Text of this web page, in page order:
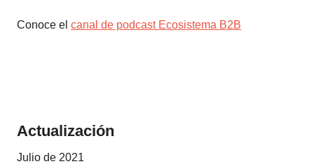
Conoce el canal de podcast Ecosistema B2B
Actualización
Julio de 2021